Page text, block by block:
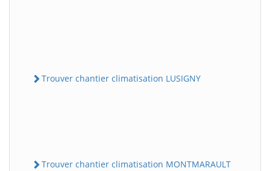
Trouver chantier climatisation LUSIGNY
Trouver chantier climatisation MONTMARAULT